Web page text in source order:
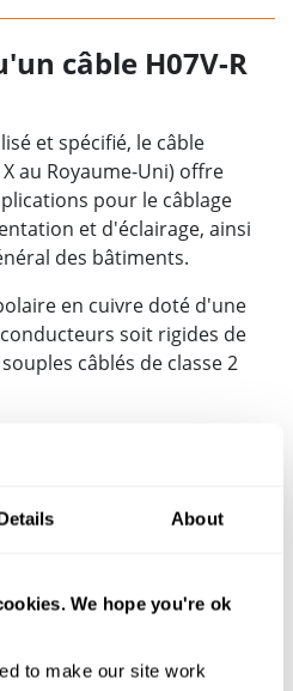
About
We hope you're ok
to make our site work
câble H07V-R
et spécifié, le câble
au Royaume-Uni) offre
pour le câblage
et d'éclairage, ainsi
des bâtiments.
en cuivre doté d'une
soit rigides de
câblés de classe 2
appelés câbles simples,
de mise à la terre ou
avec l'orthographe
U.
câble H07Z-R